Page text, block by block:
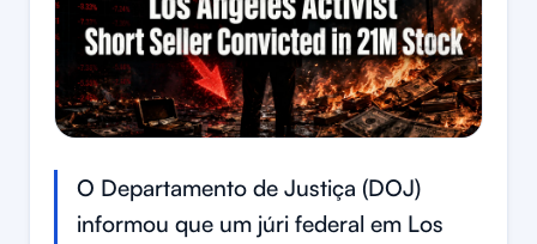
O Departamento de Justiça (DOJ)
informou que um júri federal em Los